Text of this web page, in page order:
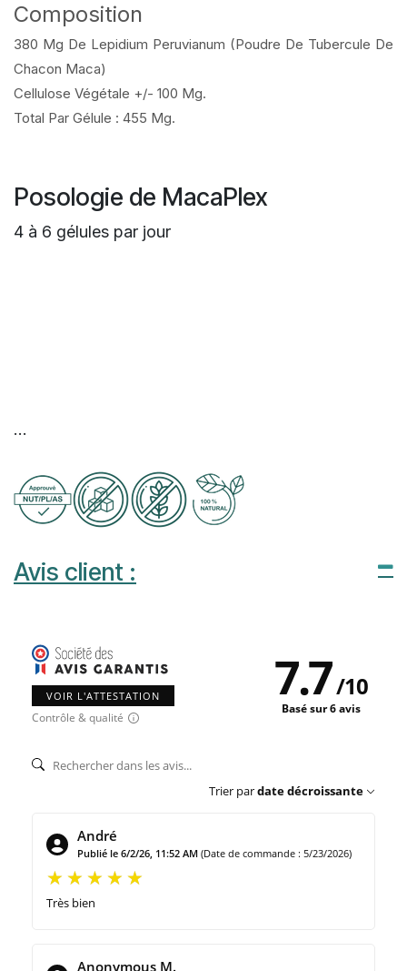
Composition
380 Mg De Lepidium Peruvianum (Poudre De Tubercule De
Chacon Maca)
Cellulose Végétale +/- 100 Mg.
Total Par Gélule : 455 Mg.
Posologie de MacaPlex
4 à 6 gélules par jour
...
Avis client :
VOIR L'ATTESTATION
Contrôle & qualité
7.7/10
Basé sur 6 avis
Trier pardate décroissante
André
Publié le 6/2/26, 11:52 AM (Date de commande : 5/23/2026)
Très bien
Anonymous M.